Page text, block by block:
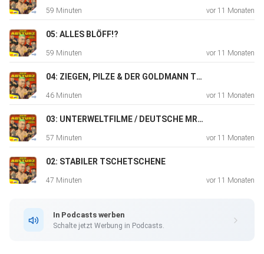
59 Minuten vor 11 Monaten
05: ALLES BLÖFF!?
59 Minuten vor 11 Monaten
04: ZIEGEN, PILZE & DER GOLDMANN TOWER
46 Minuten vor 11 Monaten
03: UNTERWELTFILME / DEUTSCHE MR. BEAST
57 Minuten vor 11 Monaten
02: STABILER TSCHETSCHENE
47 Minuten vor 11 Monaten
In Podcasts werben
Schalte jetzt Werbung in Podcasts.